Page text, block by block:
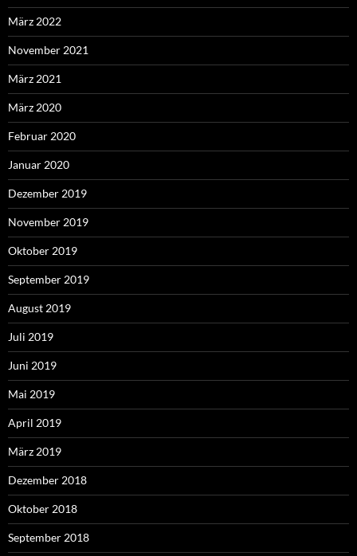
März 2022
November 2021
März 2021
März 2020
Februar 2020
Januar 2020
Dezember 2019
November 2019
Oktober 2019
September 2019
August 2019
Juli 2019
Juni 2019
Mai 2019
April 2019
März 2019
Dezember 2018
Oktober 2018
September 2018